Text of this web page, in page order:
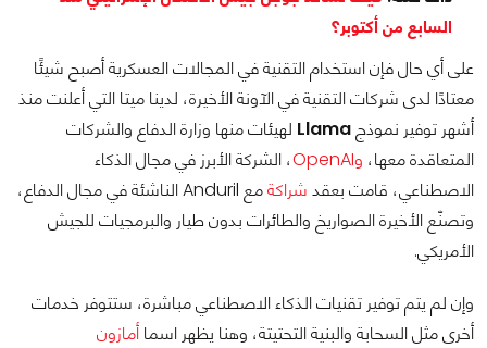
السابع من أكتوبر؟
على أي حال فإن استخدام التقنية في المجالات العسكرية أصبح شيئًا
معتادًا لدى شركات التقنية في الآونة الأخيرة، لدينا ميتا التي أعلنت منذ
أشهر توفير نموذجLlama لهيئات منها وزارة الدفاع والشركات
المتعاقدة معها، وOpenAI
، الشركة الأبرز في مجال الذكاء
الاصطناعي، قامت بعقد شراكة
مع Anduril الناشئة في مجال الدفاع،
وتصنّع الأخيرة الصواريخ والطائرات بدون طيار والبرمجيات للجيش
الأمريكي.
وإن لم يتم توفير تقنيات الذكاء الاصطناعي مباشرة، ستتوفر خدمات
أخرى مثل السحابة والبنية التحتيتة، وهنا يظهر اسما أمازون